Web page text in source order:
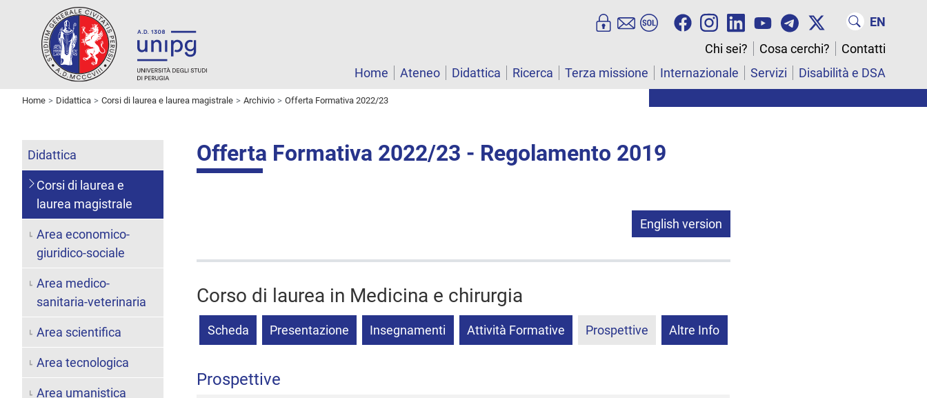
EN
Chi sei?
Cosa cerchi?
Contatti
Home
Ateneo Didattica Ricerca Terza missione Internazionale Servizi Disabilità e DSA
Home Didattica Corsi di laurea e laurea magistrale Archivio Offerta Formativa 2022/23
Offerta Formativa 2022/23 - Regolamento 2019
English version
Corso di laurea in Medicina e chirurgia
Scheda Presentazione Insegnamenti Attività Formative Prospettive Altre Info
Prospettive
Didattica
Corsi di laurea e
laurea magistrale
Area economico-
giuridico-sociale
Area medico-
sanitaria-veterinaria
Area scientifica
Area tecnologica
Area umanistica